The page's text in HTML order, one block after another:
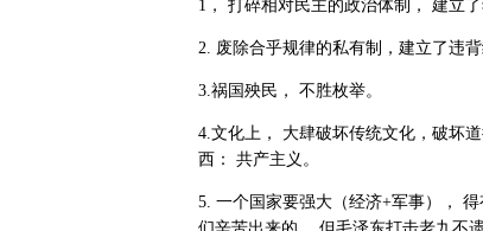
1， 打碎相对民主的政治体制， 建立
2. 废除合乎规律的私有制，建立了违
3.祸国殃民， 不胜枚举。
4.文化上， 大肆破坏传统文化，破坏
西： 共产主义。
5. 一个国家要强大（经济+军事），